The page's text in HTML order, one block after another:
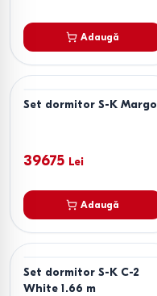
Adaugă
Set dormitor S-K Margo
39675 Lei
Adaugă
Set dormitor S-K C-2
White 1.66 m